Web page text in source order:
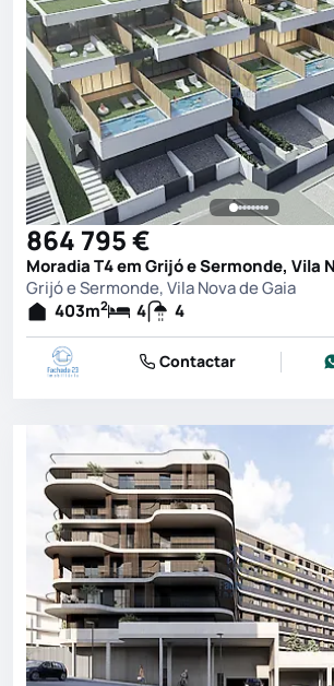
864 795 €
Moradia T4 em Grijó e Sermonde, Vila
Grijó e Sermonde, Vila Nova de Gaia
403m2 4 4
Contactar